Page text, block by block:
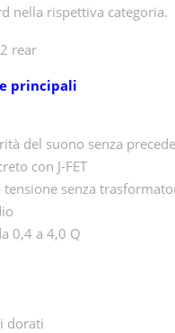
nella rispettiva categoria.
principali
del suono senza
con J-FET
senza
0,4 a 4,0 Q
dorati